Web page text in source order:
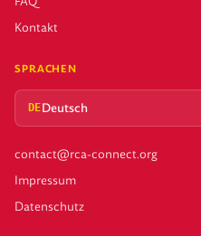
Kontakt
SPRACHEN
DEDeutsch
contact@rca-connect.org
Impressum
Datenschutz